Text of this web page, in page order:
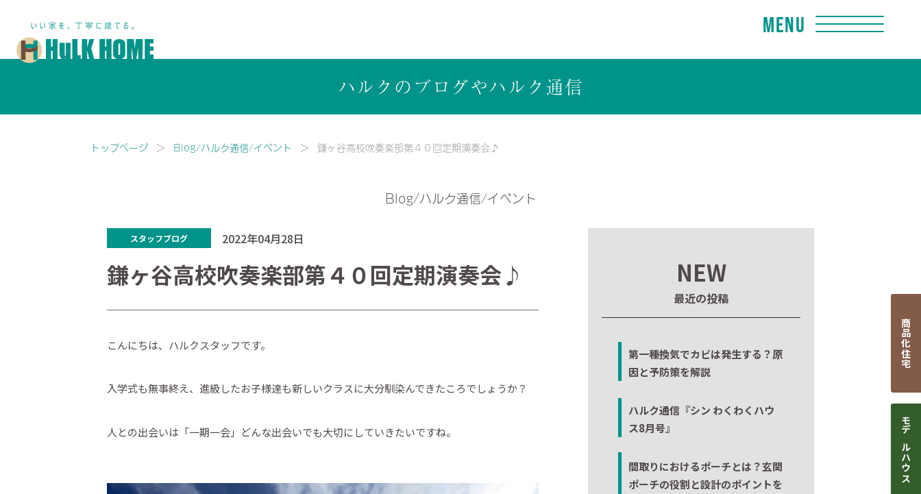
Menu
ハルクのブログやハルク通信
トップページ Blog/ハルク通信/イベント 鎌ヶ谷高校吹奏楽部第４０回定期演奏会♪
Blog/ハルク通信/イベント
スタッフブログ 2022年04月28日
鎌ヶ谷高校吹奏楽部第４０回定期演奏会♪
こんにちは、ハルクスタッフです。
入学式も無事終え、進級したお子様達も新しいクラスに大分馴染んできたころでしょうか？
人との出会いは「一期一会」どんな出会いでも大切にしていきたいですね。
NEW
最近の投稿
第一種換気でカビは発生する？原
因と予防策を解説
ハルク通信『シン わくわくハウ
ス8月号』
間取りにおけるポーチとは？玄関
ポーチの役割と設計のポイントを
商品化住宅
モデルハウス